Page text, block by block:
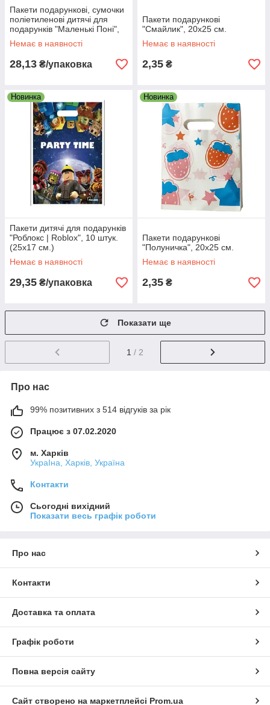
Пакети подарункові, сумочки
поліетиленові дитячі для
подарунків "Маленькі Поні",
10 штук
Немає в наявності
28,13 ₴/упаковка
Пакети подарункові
"Смайлик", 20х25 см.
Немає в наявності
2,35 ₴
Новинка
Пакети дитячі для подарунків
"Роблокс | Roblox", 10 штук.
(25х17 см.)
Немає в наявності
29,35 ₴/упаковка
Новинка
Пакети подарункові
"Полуничка", 20х25 см.
Немає в наявності
2,35 ₴
Показати ще
1 / 2
Про нас
99% позитивних з 514 відгуків за рік
Працює з 07.02.2020
м. Харків
УкраІна, Харків, Україна
Контакти
Сьогодні вихідний
Показати весь графік роботи
Про нас
Контакти
Доставка та оплата
Графік роботи
Повна версія сайту
Сайт створено на маркетплейсі Prom.ua